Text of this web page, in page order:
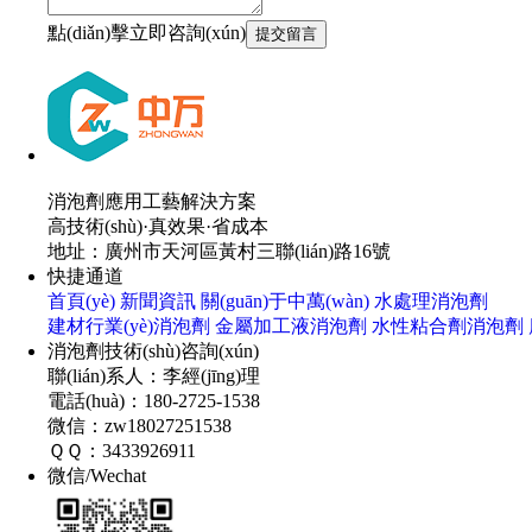
點(diǎn)擊立即咨詢(xún)
消泡劑應用工藝解決方案
高技術(shù)·真效果·省成本
地址：廣州市天河區黃村三聯(lián)路16號
快捷通道
首頁(yè) 新聞資訊 關(guān)于中萬(wàn) 水處理消泡劑
建材行業(yè)消泡劑 金屬加工液消泡劑 水性粘合劑消泡劑
消泡劑技術(shù)咨詢(xún)
聯(lián)系人：李經(jīng)理
電話(huà)：180-2725-1538
微信：zw18027251538
ＱＱ：3433926911
微信/Wechat